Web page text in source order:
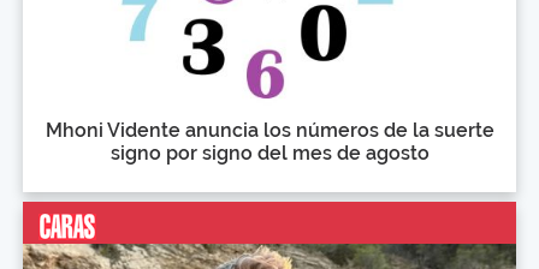
Mhoni Vidente anuncia los números de la suerte
signo por signo del mes de agosto